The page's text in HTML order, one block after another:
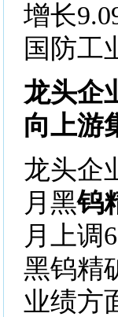
增长
国防工
龙头企
向上游
龙头企
月黑钨
月上调
黑钨精
业绩方